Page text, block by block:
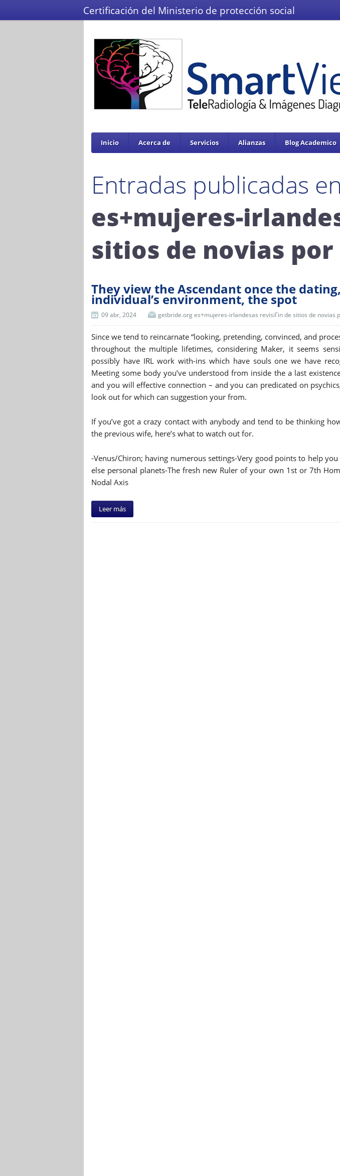
Certificación del Ministerio de protección social
Adoptado
Inicio Acerca de Servicios Alianzas Blog Academico
Entradas publicadas en
es+mujeres-
sitios de novias
They view the Ascendant once the
individual’s environment, the spot
09 abr, 2024 getbride.org es+mujeres-irlandesas revisiГіn de sitios de novias
Since we tend to reincarnate “looking, pretending, convinced, and
throughout the multiple lifetimes, considering Maker, it seems
possibly have IRL work with-ins which have souls one we have
Meeting some body you’ve understood from inside the a last
and you will effective connection – and you can predicated on
look out for which can suggestion your from.
If you’ve got a crazy contact with anybody and tend to be thinking
the previous wife, here’s what to watch out for.
-Venus/Chiron; having numerous settings-Very good points to help
else personal planets-The fresh new Ruler of your own 1st or 7th
Nodal Axis
Leer más